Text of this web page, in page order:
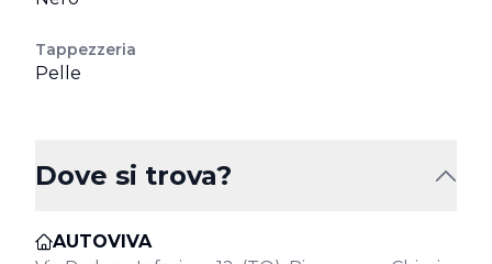
Tappezzeria
Pelle
Dove si trova?
AUTOVIVA